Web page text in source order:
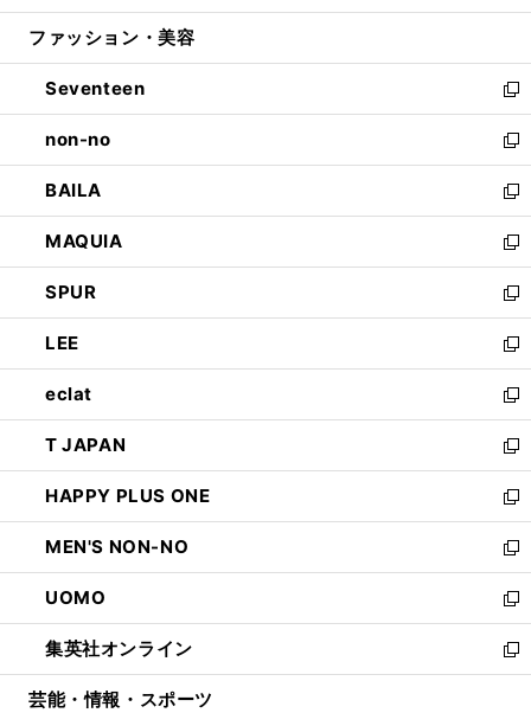
開
ウ
開
く
ン
ウ
で
開
く
ウ
ン
ド
ウ
で
開
く
ファッション・美容
Seventeen
新
し
い
ウ
ィ
ン
ド
ウ
で
開
く
non-no
新
し
い
ウ
ィ
ン
ド
ウ
で
開
く
BAILA
新
し
い
ウ
ィ
ン
ド
ウ
で
開
く
MAQUIA
新
し
い
ウ
ィ
ン
ド
ウ
で
開
く
SPUR
新
し
い
ウ
ィ
ン
ド
ウ
で
開
く
LEE
新
し
い
ウ
ィ
ン
ド
ウ
で
開
く
eclat
新
し
い
ウ
ィ
ン
ド
ウ
で
開
く
T JAPAN
新
し
い
ウ
ィ
ン
ド
ウ
で
開
HAPPY PLUS ONE
新
し
い
ウ
ィ
ン
ド
ウ
MEN'S NON-NO
新
し
い
ウ
ィ
ン
UOMO
新
し
い
ウ
集英社オンライン
新
し
芸能・情報・スポーツ